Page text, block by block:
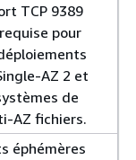
TCP 9389
pour
AZ 2 et
de
AZ fichiers.
éphémères